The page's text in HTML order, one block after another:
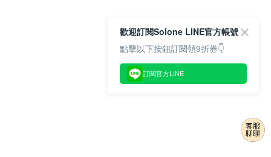
歡迎訂閱Solone LINE官方帳號
點擊以下按鈕訂閱領9折券👇
訂閱官方LINE